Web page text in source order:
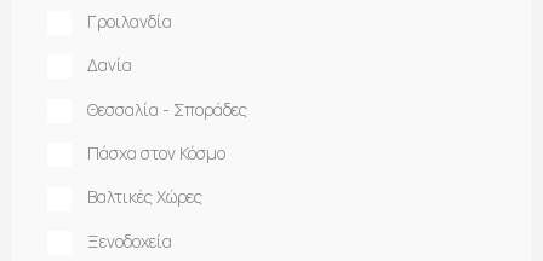
Γροιλανδία
Δανία
Θεσσαλία - Σποράδες
Πάσχα στον Κόσμο
Βαλτικές Χώρες
Ξενοδοχεία